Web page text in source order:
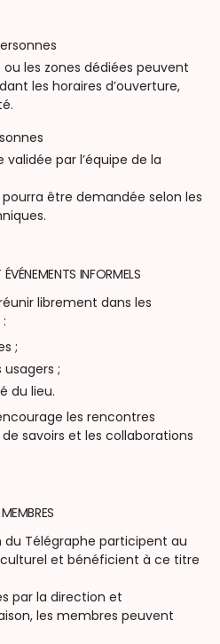
les zones dédiées peuvent
les horaires d’ouverture,
par l’équipe de la
être demandée selon les
INFORMELS
librement dans les
;
;
du lieu.
les rencontres
savoirs et les collaborations
du Télégraphe participent au
et bénéficient à ce titre
par la direction et
les membres peuvent